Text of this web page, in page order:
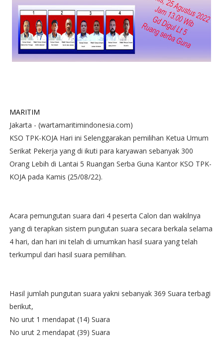
MARITIM
Jakarta - (wartamaritimindonesia.com)
KSO TPK-KOJA Hari ini Selenggarakan pemilihan Ketua Umum
Serikat Pekerja yang di ikuti para karyawan sebanyak 300
Orang Lebih di Lantai 5 Ruangan Serba Guna Kantor KSO TPK-
KOJA pada Kamis (25/08/22).
Acara pemungutan suara dari 4 peserta Calon dan wakilnya
yang di terapkan sistem pungutan suara secara berkala selama
4 hari, dan hari ini telah di umumkan hasil suara yang telah
terkumpul dari hasil suara pemilihan.
Hasil jumlah pungutan suara yakni sebanyak 369 Suara terbagi
berikut,
No urut 1 mendapat (14) Suara
No urut 2 mendapat (39) Suara